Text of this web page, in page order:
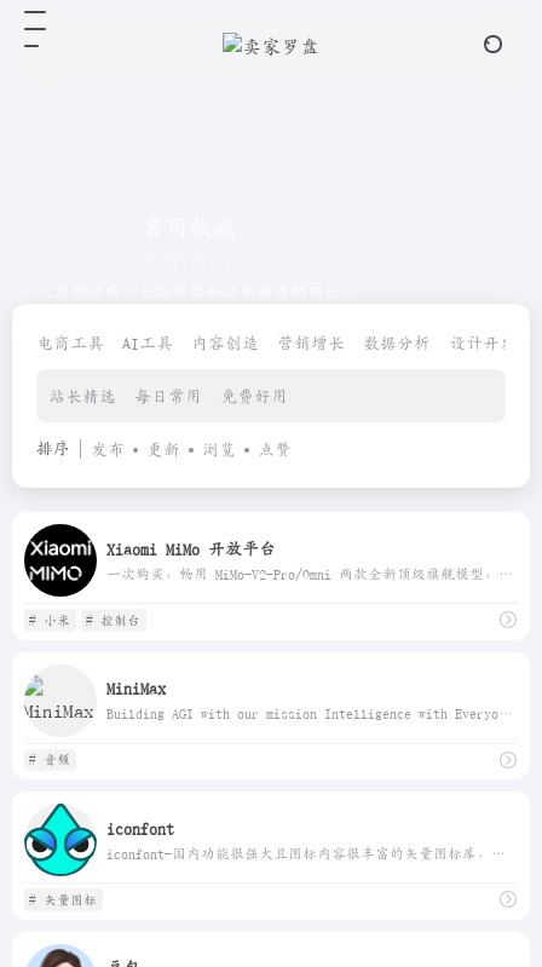
电商工具 AI工具 内容创造 营销增长 数据分析 设计开发
站长精选 每日常用 免费好用
排序 发布 更新 浏览 点赞
Xiaomi MiMo 开放平台
一次购买，畅用 MiMo-V2-Pro/Omni 两款全新顶级旗舰模型，更有 TTS 模型全档位套餐限时免费。诚邀全球用户释放 Xiaomi MiMo 大模型的强大生产力
# 小米 # 控制台
MiniMax
Building AGI with our mission Intelligence with Everyone. Global leader in multi-modal models and AI-native products with over 200 million users.
# 音频
iconfont
iconfont-国内功能很强大且图标内容很丰富的矢量图标库，提供矢量图标下载、在线存储、格式转换等功能。阿里巴巴体验团队倾力打造，设计和前端开发的便捷工具
# 矢量图标